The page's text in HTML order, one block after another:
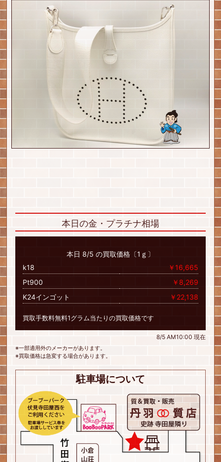
本日の金・プラチナ相場
本日 8/5 の買取価格〔1ｇ〕
k18
￥16,665
Pt900
￥8,269
K24インゴット
￥22,138
買取手数料無料1グラム当たりの買取価格です
8/5 AM10:00 現在
※一部適用外のメーカーがあります。
※買取価格は急変する場合があります。
駐車場について